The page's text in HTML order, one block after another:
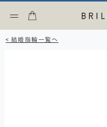
< 結婚指輪一覧へ